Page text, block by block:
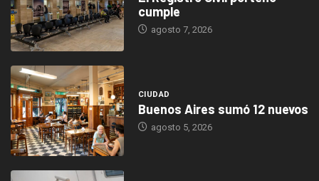
cumple
agosto 7, 2026
CIUDAD
Buenos Aires sumó 12 nuevos
agosto 5, 2026